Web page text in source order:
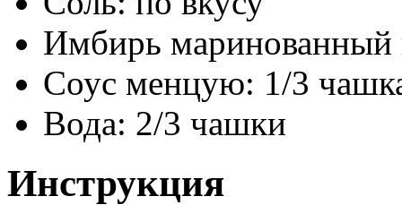
Имбирь маринованный
Cоус менцую: 1/3
Вода: 2/3 чашки
Инструкция